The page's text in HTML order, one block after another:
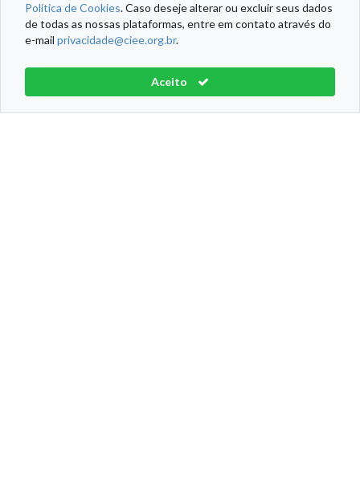
Aceito
Política de Cookies. Caso deseje alterar ou excluir seus dados
de todas as nossas plataformas, entre em contato através do
e-mail privacidade@ciee.org.br.
Centro de Integração Empresa-Escola - CIEE ® Todos os